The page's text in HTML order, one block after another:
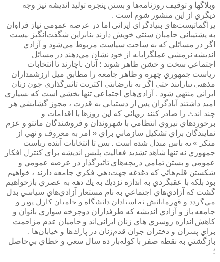
وبلاگها و توقيف روزنامه‌ها و بستن پنجره توليد انديشه نيز وجه
ديگري از اين منشور شوم است .
پراگماتيست‌هاي بنيادگراي ايراني اما در عرصه عمومي نياز فراوان
به پشتيباني حاميان سنتي خويش دارند بنابراين شگفت‌انگيز نيست
اگر در مسائلي كه به ساحت سياست مربوط مي‌شود و آزادي
انديشه نرمشي عملگرايانه از خود نشان مي‌دهند در مسائل
اجتماعي سخت و خشن ظاهر شوند ؛ آنان ناچارند تا انتخابات
رياست جمهوري چهره و ظاهر جامعه را مطابق ميل ارزشمداران
مذهبي بيارايند حتي اگر به نارضايتي اكثريت تاثيرگذاري چون زنان
ايراني منتهي شود . آزادي‌هاي اجتماعي تنها بخشي است كه بسياري
اميد داشتند آبادگران پس از دستيابي به قدرت ، مجوز گشايشي هر
چند اندك را صادر ‌كنند رويائي كه اين روزها با اقدامات و
برخوردهاي نيروي انتظامي با شهروندان و فروشندگان مانتو و عزم
نمايندگان براي تشكيل سازماني براي « امر به معروف و نهي از
منكر » به ياس مبدل شده است . پس تا انتخابات آينده رياست
جمهوري نه تنها شاهد تشديد فعاليت پليس انديشه براي كنترل افكار
عمومي و بستن تمامي دريچه‌هاي تاثيرگذار در عرصه عمومي و
شكستن قلم‌هائي كه دغدغه جهت‌دهي فكري جامعه دارند ، خواهيم
بود بلكه با عقبگردي به اندازه نزديك به يك دهه به عصري بازخواهيم
گشت كه آزادي‌هاي اجتماعي به نام مستعار آزادي‌هاي سياسي بدل
مي‌گردد و قهرمانانش نه استادان دانشگاه و حاميان كارل پوپر و
جامعه باز و آزادي انديشه كه طرفداران دوچرخه ‌سواري بانوان و
كاهش اندازه روسري ‌هاي زنان ايراني‌اند و حاميان عدم مزاحمت
براي پسران و دختران جوان قدم‌زنان در پارك‌ها و خيابان‌ها .
بازگشتي به نقطه صفر با كوله‌بار ده سال سعي و خطاي بي‌حاصل
؛